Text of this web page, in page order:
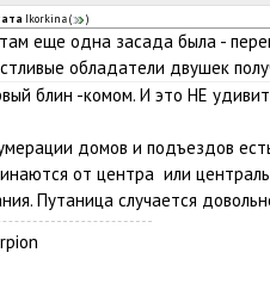
Ikorkina( )
еще одна засада была -
обладатели двушек
блин -комом. И это НЕ
домов и подъездов
от центра или
Путаница случается